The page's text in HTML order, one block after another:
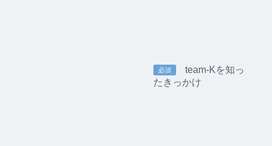
必須
team-Kを知っ
たきっかけ